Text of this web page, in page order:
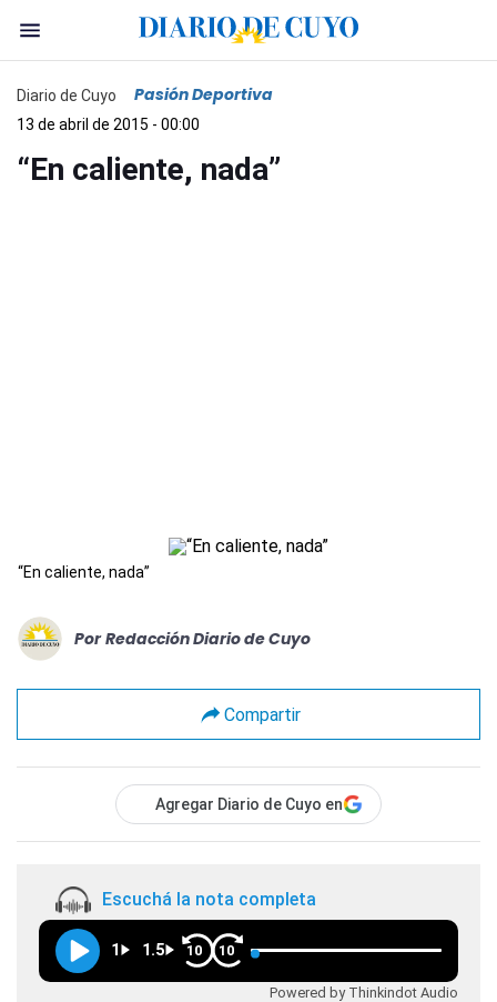
Diario de Cuyo Pasión Deportiva
13 de abril de 2015 - 00:00
“En caliente, nada”
“En caliente, nada”
Por Redacción Diario de Cuyo
Compartir
Agregar Diario de Cuyo en
Escuchá la nota completa
1 1.5 10 10
Powered by Thinkindot Audio